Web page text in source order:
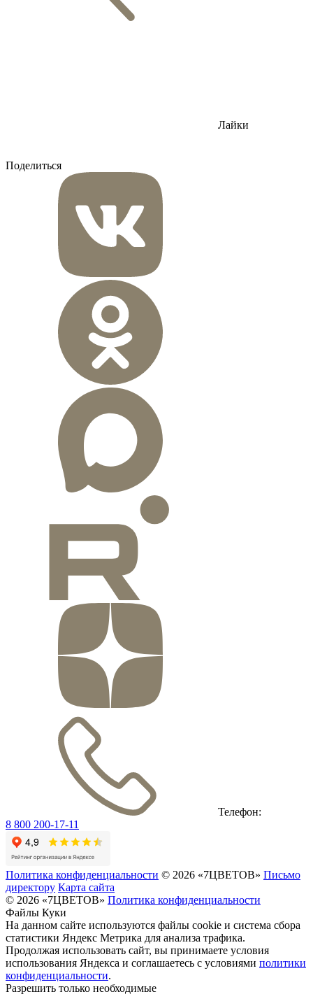
Лайки
Поделиться
Телефон:
8 800 200-17-11
Политика конфиденциальности © 2026 «7ЦВЕТОВ» Письмо
директору Карта сайта
© 2026 «7ЦВЕТОВ» Политика конфиденциальности
Файлы Куки
На данном сайте используются файлы cookie и система сбора
статистики Яндекс Метрика для анализа трафика.
Продолжая использовать сайт, вы принимаете условия
использования Яндекса и соглашаетесь с условиями политики
конфиденциальности.
Разрешить только необходимые